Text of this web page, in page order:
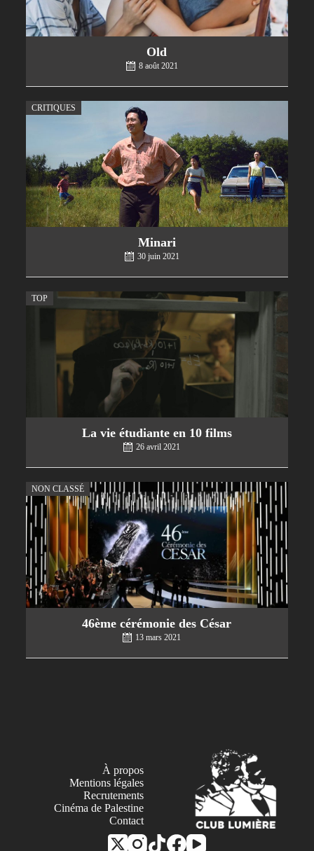
Old
8 août 2021
CRITIQUES
Minari
30 juin 2021
TOP
La vie étudiante en 10 films
26 avril 2021
NON CLASSÉ
46ème cérémonie des César
13 mars 2021
À propos
Mentions légales
Recrutements
Cinéma de Palestine
Contact